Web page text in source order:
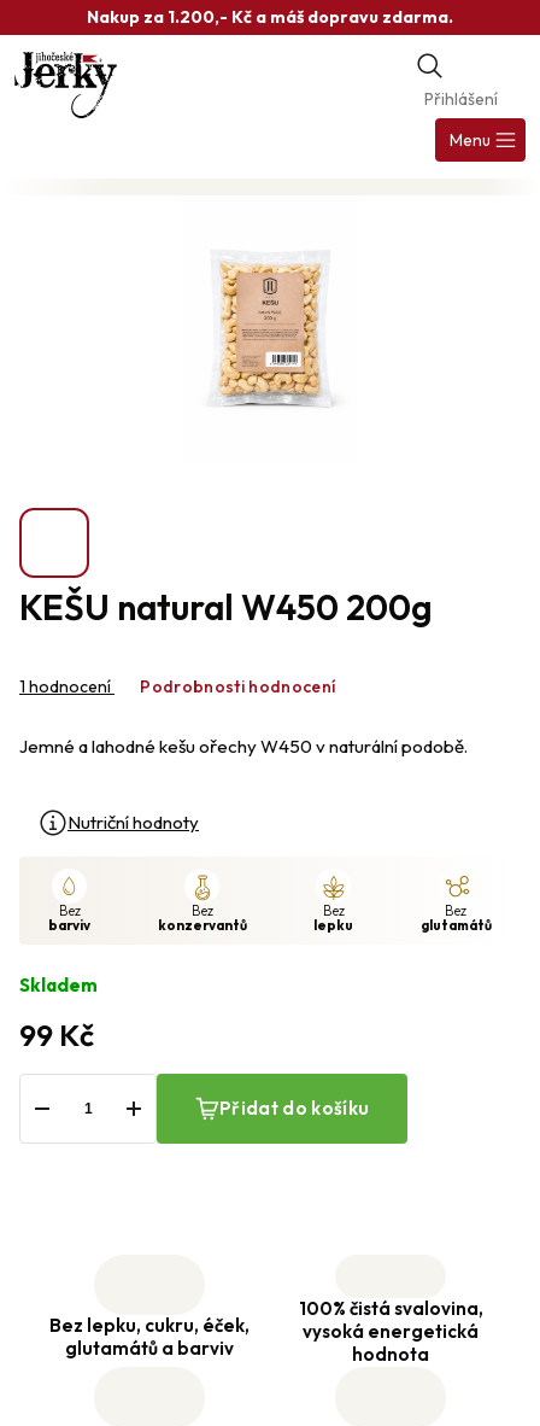
na
obsah
Nakup za 1.200,- Kč a máš dopravu zdarma.
Přihlášení
Menu
KEŠU natural W450 200g
hodnocení
5,0
hvězdiček.
1 hodnocení Podrobnosti hodnocení
99 Kč
Skladem
+
− Přidat do košíku
Jemné a lahodné kešu ořechy W450 v naturální podobě.
Nutriční hodnoty
Bez
barviv
Bez
konzervantů
Bez
lepku
Bez
glutamátů
Bez lepku, cukru, éček,
glutamátů a barviv
100% čistá svalovina,
vysoká energetická
hodnota